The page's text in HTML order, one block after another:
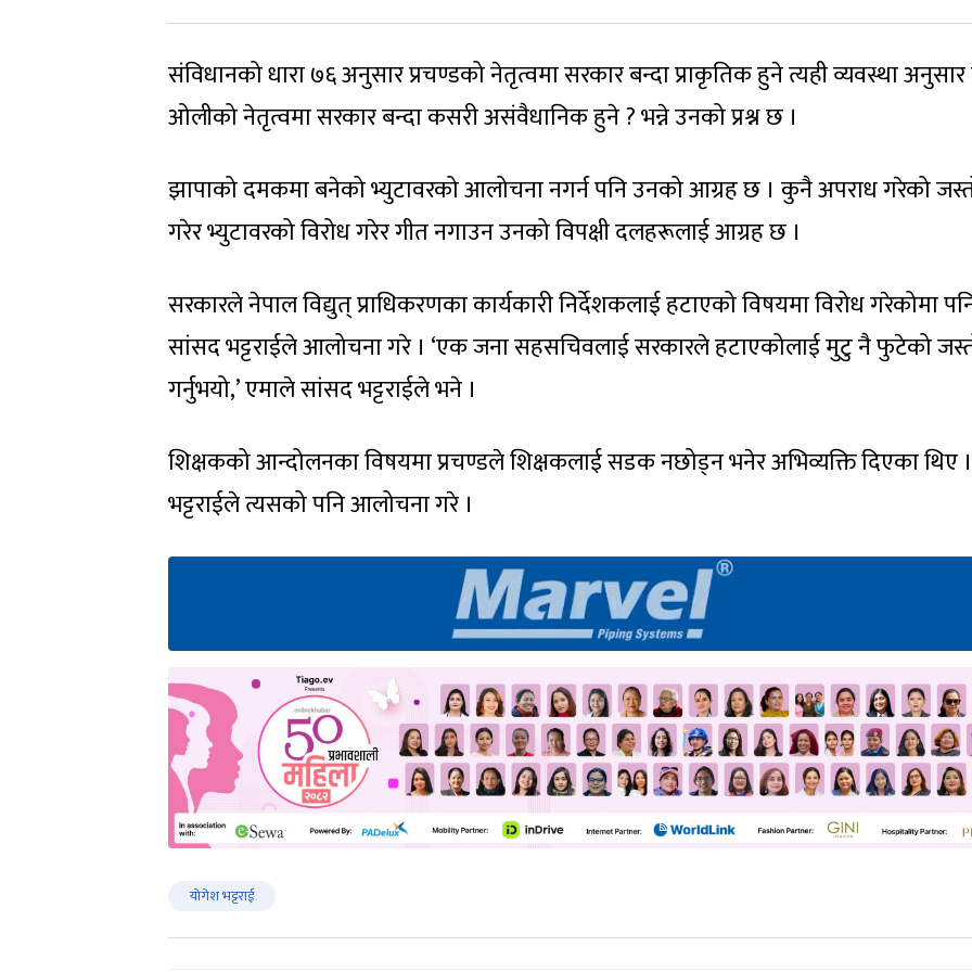
संविधानको धारा ७६ अनुसार प्रचण्डको नेतृत्वमा सरकार बन्दा प्राकृतिक हुने त्यही व्यवस्था
अ‍ोलीको नेतृत्वमा सरकार बन्दा कसरी असंवैधानिक हुने ? भन्ने उनको प्रश्न छ ।
झापाको दमकमा बनेको भ्युटावरको आलोचना नगर्न पनि उनको आग्रह छ । कुनै अपराध गरेको
गरेर भ्युटावरको विरोध गरेर गीत नगाउन उनको विपक्षी दलहरूलाई आग्रह छ ।
सरकारले नेपाल विद्युत् प्राधिकरणका कार्यकारी निर्देशकलाई हटाएको विषयमा विरोध गरेकोमा
सांसद भट्टराईले आलोचना गरे । ‘एक जना सहसचिवलाई सरकारले हटाएकोलाई मुटु नै फुटेको
गर्नुभयो,’ एमाले सांसद भट्टराईले भने ।
शिक्षकको आन्दोलनका विषयमा प्रचण्डले शिक्षकलाई सडक नछोड्न भनेर अभिव्यक्ति दिएका थिए ।
भट्टराईले त्यसको पनि आलोचना गरे ।
योगेश भट्टराई